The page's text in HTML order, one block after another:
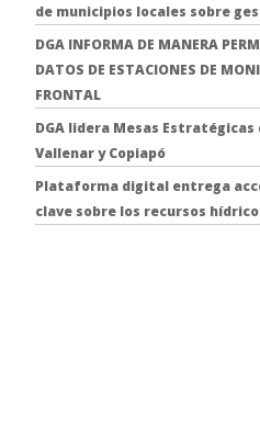
de municipios locales sobre
DGA INFORMA DE MANERA
DATOS DE ESTACIONES DE
FRONTAL
DGA lidera Mesas Estratégicas
Vallenar y Copiapó
Plataforma digital entrega
clave sobre los recursos